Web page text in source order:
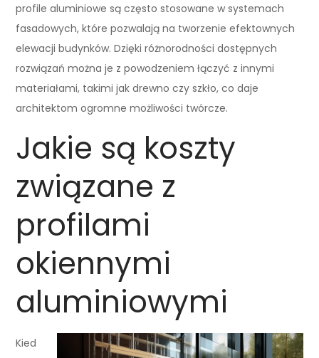
profile aluminiowe są często stosowane w systemach
fasadowych, które pozwalają na tworzenie efektownych
elewacji budynków. Dzięki różnorodności dostępnych
rozwiązań można je z powodzeniem łączyć z innymi
materiałami, takimi jak drewno czy szkło, co daje
architektom ogromne możliwości twórcze.
Jakie są koszty
związane z
profilami
okiennymi
aluminiowymi
Kied